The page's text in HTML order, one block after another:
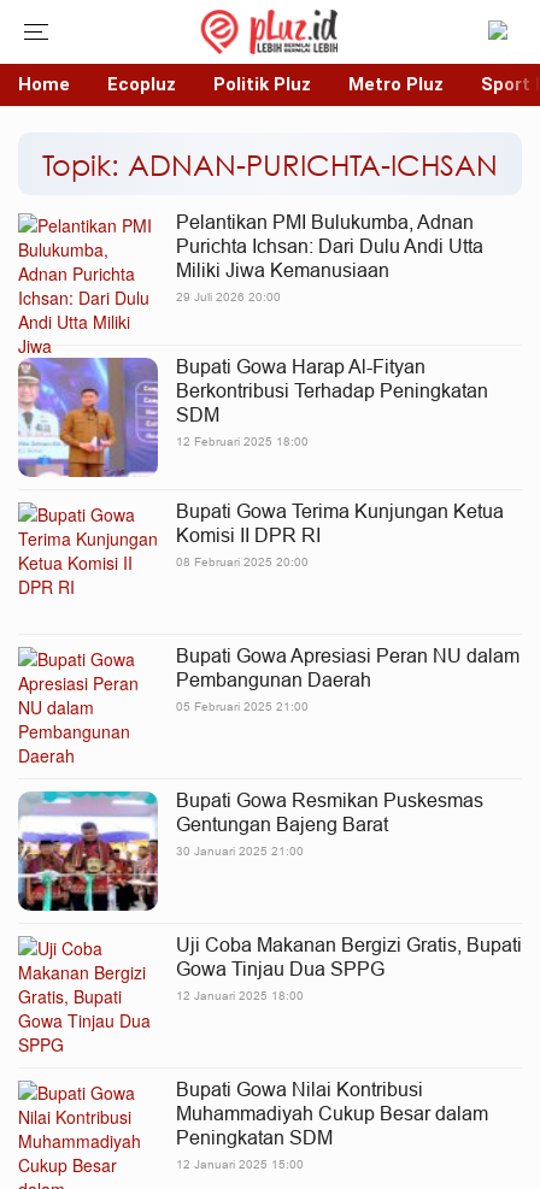
Home Ecopluz Politik Pluz Metro Pluz Sport
Topik: ADNAN-PURICHTA-ICHSAN
Pelantikan PMI Bulukumba, Adnan
Purichta Ichsan: Dari Dulu Andi Utta
Miliki Jiwa Kemanusiaan
29 Juli 2026 20:00
Bupati Gowa Harap Al-Fityan
Berkontribusi Terhadap Peningkatan
SDM
12 Februari 2025 18:00
Bupati Gowa Terima Kunjungan Ketua
Komisi II DPR RI
08 Februari 2025 20:00
Bupati Gowa Apresiasi Peran NU dalam
Pembangunan Daerah
05 Februari 2025 21:00
Bupati Gowa Resmikan Puskesmas
Gentungan Bajeng Barat
30 Januari 2025 21:00
Uji Coba Makanan Bergizi Gratis, Bupati
Gowa Tinjau Dua SPPG
12 Januari 2025 18:00
Bupati Gowa Nilai Kontribusi
Muhammadiyah Cukup Besar dalam
Peningkatan SDM
12 Januari 2025 15:00